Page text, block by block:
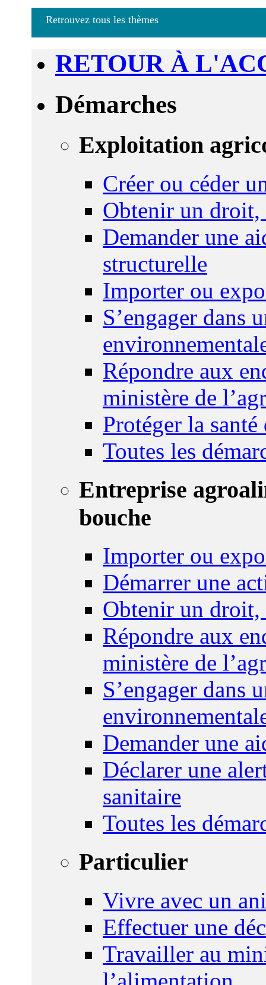
Retrouvez tous les thèmes
RETOUR À
Démarches
Exploitation
Créer ou céder
Obtenir un droit,
Demander une
structurelle
Importer ou
S’engager dans
Répondre aux
ministère de
Protéger la
Toutes les
Entreprise
bouche
Importer ou
Démarrer une
Obtenir un droit,
Répondre aux
ministère de
S’engager dans
Demander une
Déclarer une
sanitaire
Toutes les
Particulier
Vivre avec un
Effectuer une
Travailler au